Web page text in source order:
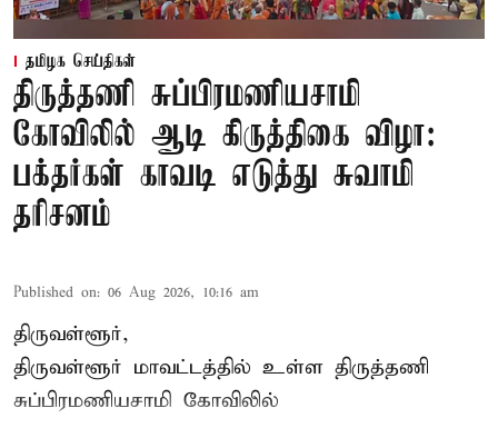
தமிழக செய்திகள்
திருத்தணி சுப்பிரமணியசாமி
கோவிலில் ஆடி கிருத்திகை விழா:
பக்தர்கள் காவடி எடுத்து சுவாமி
தரிசனம்
Published on: 06 Aug 2026, 10:16 am
திருவள்ளூர்,
திருவள்ளூர் மாவட்டத்தில் உள்ள திருத்தணி
சுப்பிரமணியசாமி கோவிலில்